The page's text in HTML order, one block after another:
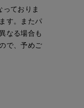
ておりま
す。またパ
なる場合も
で、予めご